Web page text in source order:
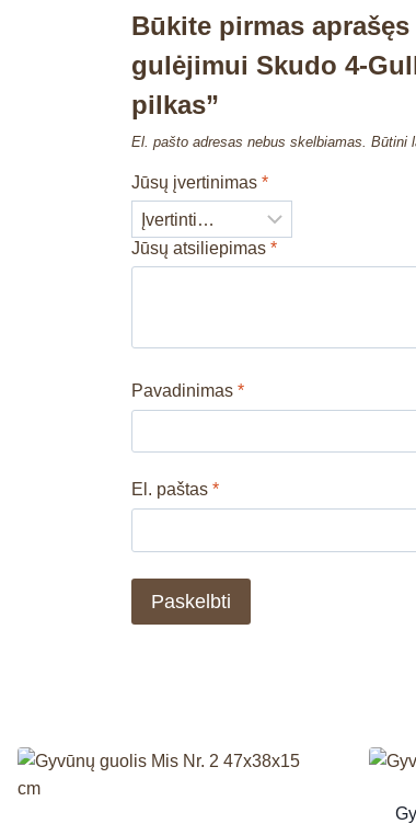
Būkite pirmas
gulėjimui Skudo 4-
pilkas”
El. pašto adresas nebus skelbiamas. Būtini
Jūsų įvertinimas*
Jūsų atsiliepimas*
Pavadinimas*
El. paštas*